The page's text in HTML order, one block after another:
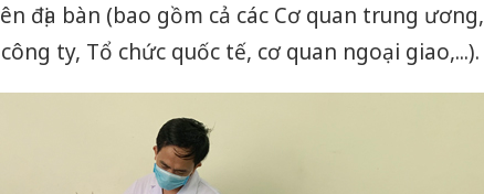
địa bàn (bao gồm cả các Cơ quan trung ương,
ty, Tổ chức quốc tế, cơ quan ngoại giao,...).